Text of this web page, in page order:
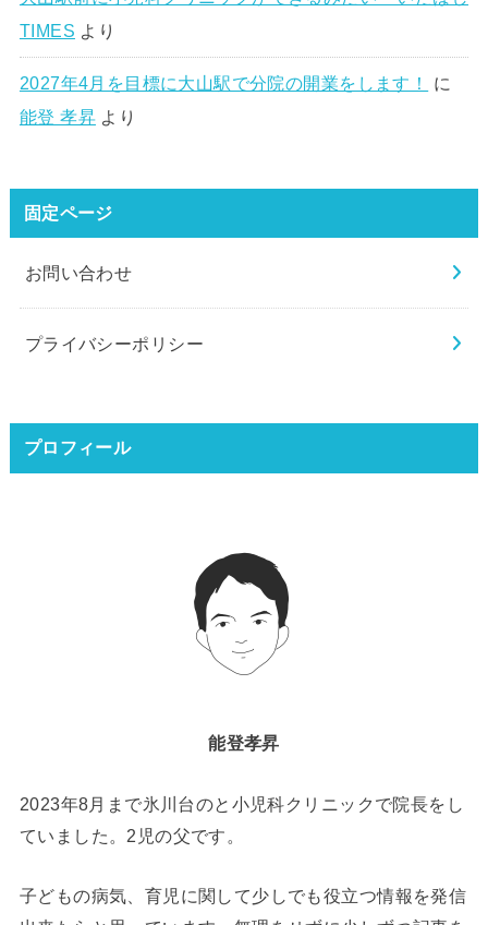
TIMES より
2027年4月を目標に大山駅で分院の開業をします！
に
能登 孝昇より
固定ページ
お問い合わせ
プライバシーポリシー
プロフィール
能登孝昇
2023年8月まで氷川台のと小児科クリニックで院長をし
ていました。2児の父です。
子どもの病気、育児に関して少しでも役立つ情報を発信